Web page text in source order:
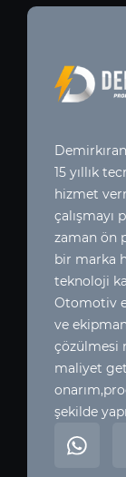
15 yıllık
hizmet
çalışmayı
zaman ön
bir marka
teknoloji
Otomotiv
ve
çözülmesi
maliyet
şekilde